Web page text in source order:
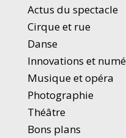
Actus du spectacle
Cirque et rue
Danse
Innovations et
Musique et opéra
Photographie
Théâtre
Bons plans